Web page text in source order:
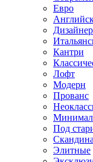
Евро
Кантри
Лофт
Модерн
Прованс
Под
Элитные